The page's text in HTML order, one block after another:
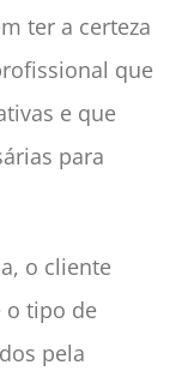
ter a certeza
que
e que
para
o cliente
o tipo de
pela